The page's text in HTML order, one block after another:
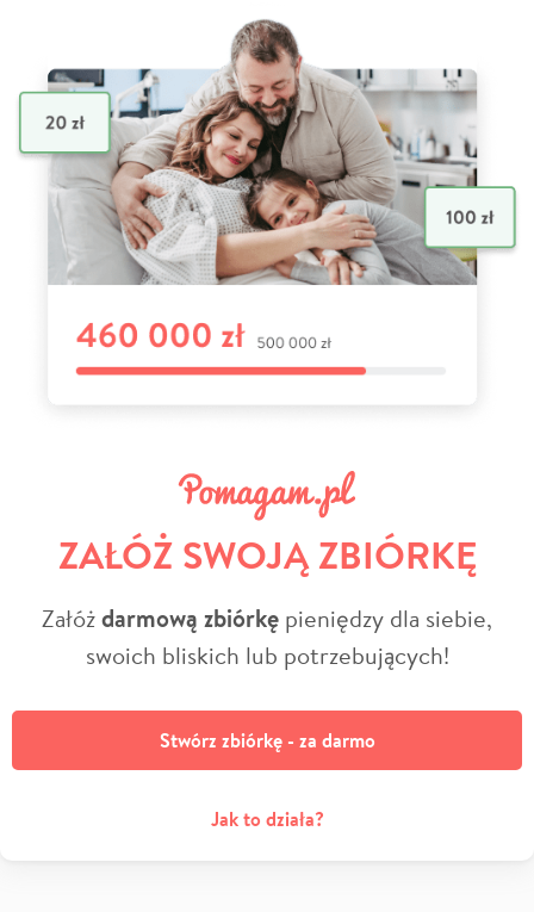
ZAŁÓŻ SWOJĄ ZBIÓRKĘ
Załóżdarmową zbiórkę pieniędzy dla siebie,
swoich bliskich lub potrzebujących!
Stwórz zbiórkę - za darmo
Jak to działa?